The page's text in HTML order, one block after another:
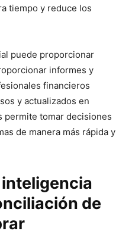
tiempo y reduce los
puede proporcionar
informes y
financieros
y actualizados en
permite tomar decisiones
de manera más rápida y
de